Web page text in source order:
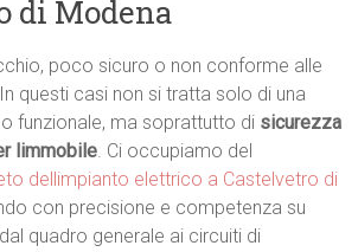
di Modena
poco sicuro o non conforme alle
questi casi non si tratta solo di una
funzionale, ma soprattutto di sicurezza
limmobile. Ci occupiamo del
dellimpianto elettrico a Castelvetro di
con precisione e competenza su
quadro generale ai circuiti di